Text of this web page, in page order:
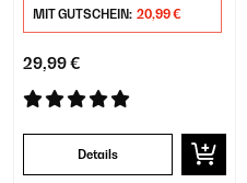
MIT GUTSCHEIN: 20,99 €
29,99 €
Details